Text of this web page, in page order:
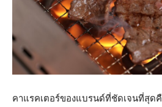
คาแรคเตอร์ของแบรนด์ที่ชัดเจนที่สุด